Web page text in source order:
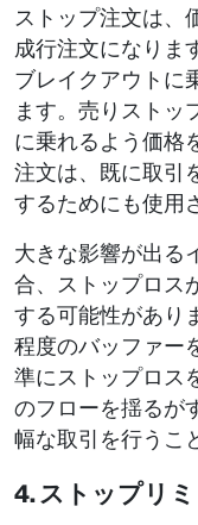
ストップ注文は、
成行注文になりま
ブレイクアウトに
ます。売りストッ
に乗れるよう価格
注文は、既に取引
するためにも使用
大きな影響が出る
合、ストップロス
する可能性があり
程度のバッファー
準にストップロス
のフローを揺るが
幅な取引を行うこ
4. ストップリ